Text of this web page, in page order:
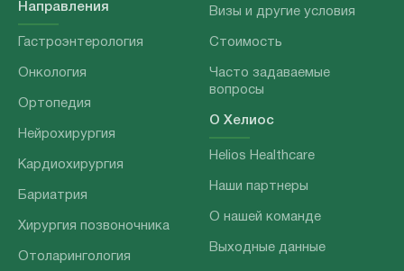
Направления
Гастроэнтерология
Онкология
Ортопедия
Нейрохирургия
Кардиохирургия
Бариатрия
Хирургия позвоночника
Отоларингология
Визы и другие условия
Стоимость
Часто задаваемые
вопросы
О Хелиос
Helios Healthcare
Наши партнеры
О нашей команде
Выходные данные